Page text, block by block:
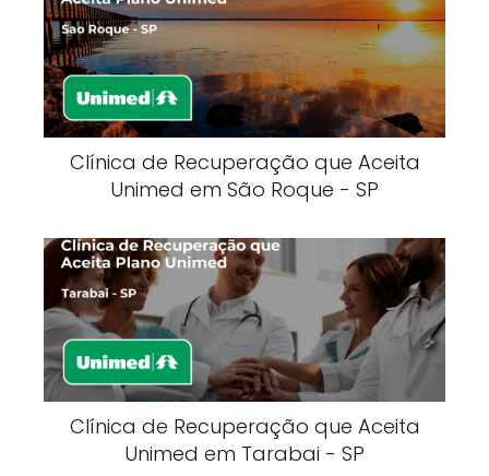
Clínica de Recuperação que Aceita
Unimed em São Roque - SP
Clínica de Recuperação que Aceita
Unimed em Tarabai - SP